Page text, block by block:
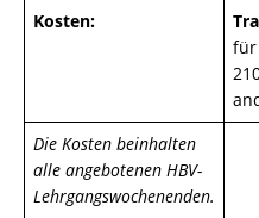
Kosten:
für
Die Kosten beinhalten
alle angebotenen HBV-
Lehrgangswochenenden.